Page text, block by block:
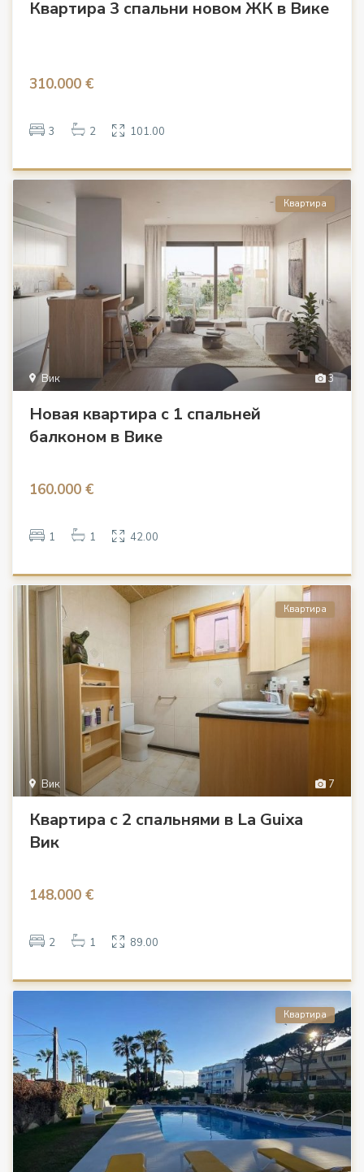
Квартира 3 спальни новом ЖК в Вике
310.000 €
3 2 101.00
3
Вик
Квартира
Новая квартира с 1 спальней
балконом в Вике
160.000 €
1 1 42.00
7
Вик
Квартира
Квартира с 2 спальнями в La Guixa
Вик
148.000 €
2 1 89.00
Квартира